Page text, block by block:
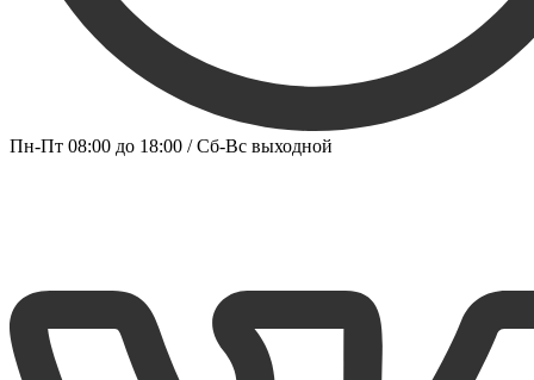
Пн-Пт 08:00 до 18:00 / Сб-Вс выходной